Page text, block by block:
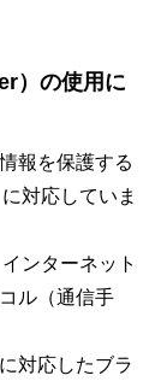
）の使用に
報を保護する
対応していま
ンターネット
ル（通信手
対応したブラ